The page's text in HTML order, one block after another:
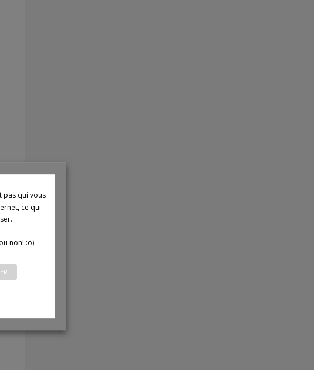
pas qui vous
ce qui
non! :o)